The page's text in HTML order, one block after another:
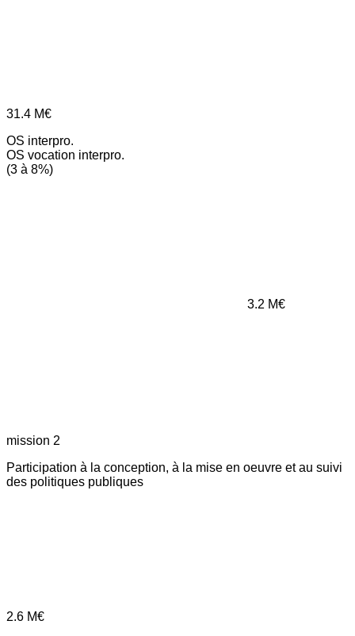
31.4 M€
OS interpro.
OS vocation interpro.
(3 à 8%)
3.2 M€
mission 2
Participation à la conception, à la mise en oeuvre et au suivi
des politiques publiques
2.6 M€